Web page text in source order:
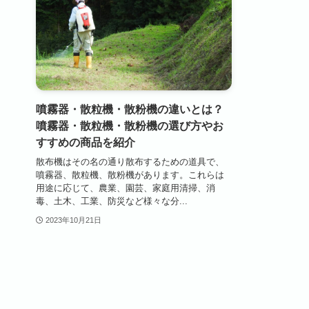
噴霧器・散粒機・散粉機の違いとは？
噴霧器・散粒機・散粉機の選び方やお
すすめの商品を紹介
散布機はその名の通り散布するための道具で、
噴霧器、散粒機、散粉機があります。これらは
用途に応じて、農業、園芸、家庭用清掃、消
毒、土木、工業、防災など様々な分...
2023年10月21日